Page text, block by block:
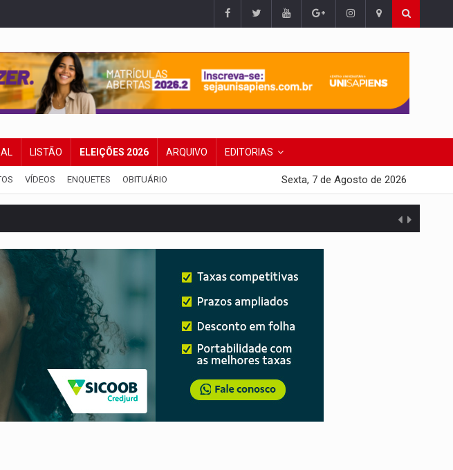
LISTÃO ELEIÇÕES 2026 ARQUIVO EDITORIAS
VÍDEOS ENQUETES OBITUÁRIO Sexta, 7 de Agosto de 2026
Instagram
Pereira
extinta
Madeira-Mamoré
mil para R$ 155 mil